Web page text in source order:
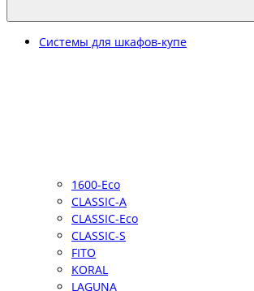
Системы для шкафов-купе
1600-Eco
CLASSIC-A
CLASSIC-Eco
CLASSIC-S
FITO
KORAL
LAGUNA